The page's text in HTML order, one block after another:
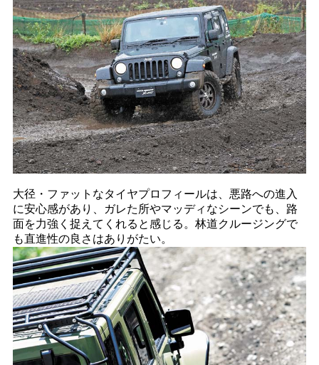
大径・ファットなタイヤプロフィールは、悪路への進入
に安心感があり、ガレた所やマッディなシーンでも、路
面を力強く捉えてくれると感じる。林道クルージングで
も直進性の良さはありがたい。